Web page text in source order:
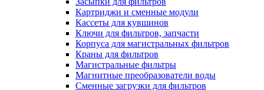
Полезные статьи
Картриджи и сменные модули
Кассеты для кувшинов
Ключи для фильтров, запчасти
Корпуса для магистральных фильтров
Краны для фильтров
Магистральные фильтры
Магнитные преобразователи воды
Сменные загрузки для фильтров